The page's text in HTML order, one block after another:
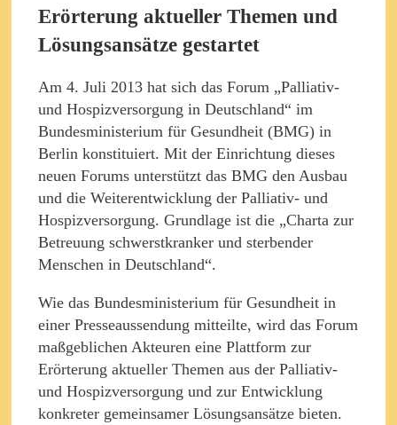
Erörterung aktueller Themen und
Lösungsansätze gestartet
Am 4. Juli 2013 hat sich das Forum „Palliativ-
und Hospizversorgung in Deutschland“ im
Bundesministerium für Gesundheit (BMG) in
Berlin konstituiert. Mit der Einrichtung dieses
neuen Forums unterstützt das BMG den Ausbau
und die Weiterentwicklung der Palliativ- und
Hospizversorgung. Grundlage ist die „Charta zur
Betreuung schwerstkranker und sterbender
Menschen in Deutschland“.
Wie das Bundesministerium für Gesundheit in
einer Presseaussendung mitteilte, wird das Forum
maßgeblichen Akteuren eine Plattform zur
Erörterung aktueller Themen aus der Palliativ-
und Hospizversorgung und zur Entwicklung
konkreter gemeinsamer Lösungsansätze bieten.